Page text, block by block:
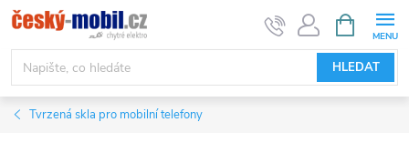
Přejít
na
obsah
HLEDAT
NÁKUPNÍ
KOŠÍK
Tvrzená skla pro mobilní telefony